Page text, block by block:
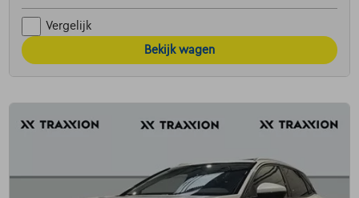
Vergelijk
Bekijk wagen